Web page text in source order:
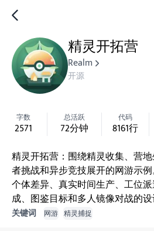
精灵开拓营
Realm
开源
字数
2571
总活跃
72分钟
代码
8161行
精灵开拓营：围绕精灵收集、营
者挑战和异步竞技展开的网游示例
个体差异、真实时间生产、工位
成、图鉴目标和多人镜像对战的设
关键词 网游 精灵捕捉